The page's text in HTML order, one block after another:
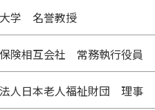
学 名誉教授
険相互会社 常務執行役員
人日本老人福祉財団 理事